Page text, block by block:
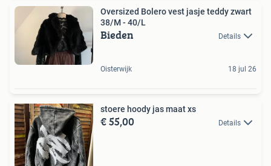
Oversized Bolero vest jasje teddy zwart
38/M - 40/L
Bieden Details
Oisterwijk 18 jul 26
stoere hoody jas maat xs
€ 55,00 Details